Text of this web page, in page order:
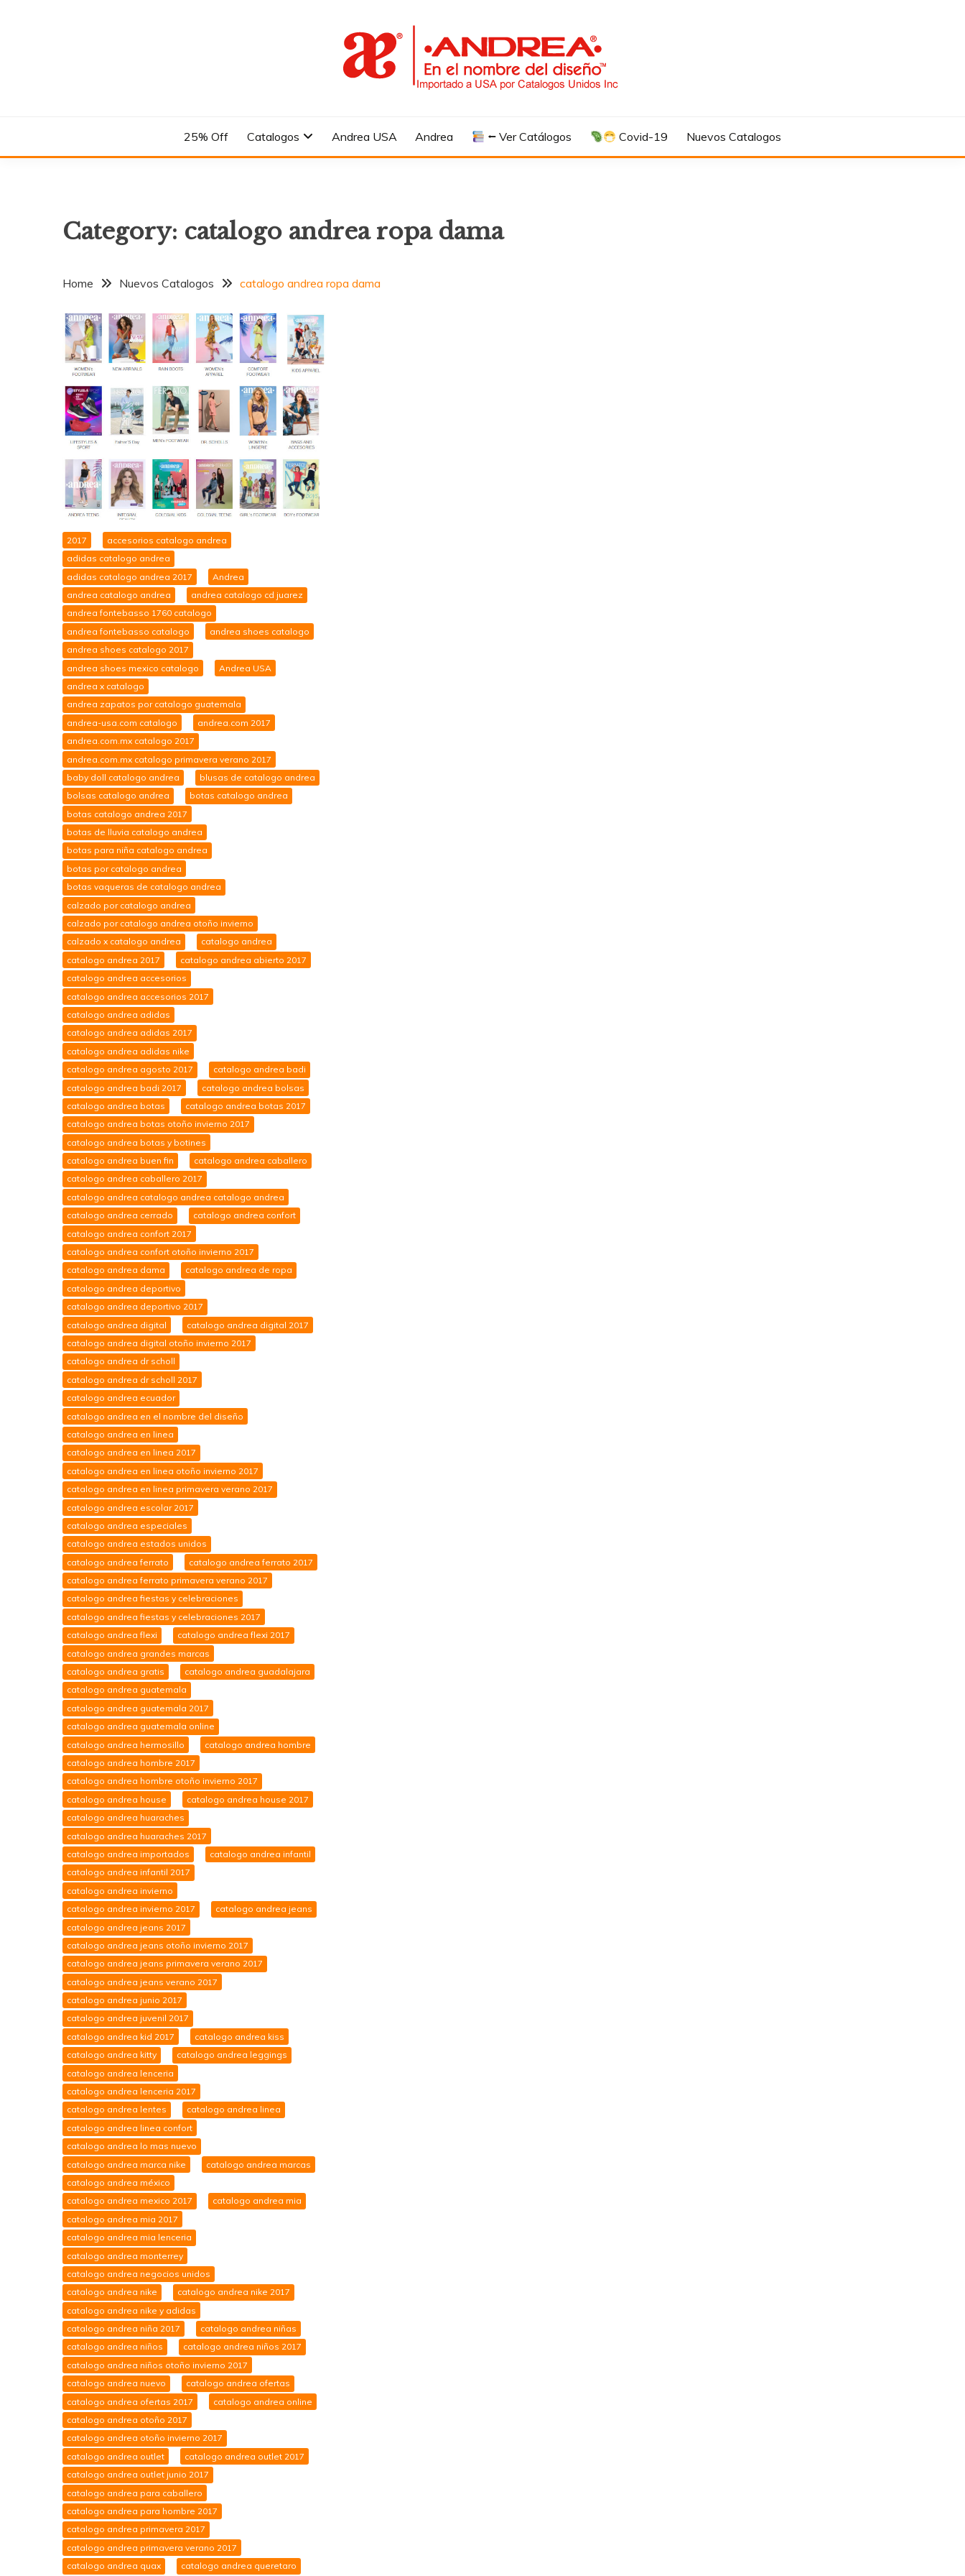
25% Off Catalogos Andrea USA Andrea ⭠ Ver Catálogos Covid-19 Nuevos Catalogos
Category: catalogo andrea ropa dama
Home Nuevos Catalogos catalogo andrea ropa dama
2017
accesorios catalogo andrea
adidas catalogo andrea
adidas catalogo andrea 2017
Andrea
andrea catalogo andrea
andrea catalogo cd juarez
andrea fontebasso 1760 catalogo
andrea fontebasso catalogo
andrea shoes catalogo
andrea shoes catalogo 2017
andrea shoes mexico catalogo
Andrea USA
andrea x catalogo
andrea zapatos por catalogo guatemala
andrea-usa.com catalogo
andrea.com 2017
andrea.com.mx catalogo 2017
andrea.com.mx catalogo primavera verano 2017
baby doll catalogo andrea
blusas de catalogo andrea
bolsas catalogo andrea
botas catalogo andrea
botas catalogo andrea 2017
botas de lluvia catalogo andrea
botas para niña catalogo andrea
botas por catalogo andrea
botas vaqueras de catalogo andrea
calzado por catalogo andrea
calzado por catalogo andrea otoño invierno
calzado x catalogo andrea
catalogo andrea
catalogo andrea 2017
catalogo andrea abierto 2017
catalogo andrea accesorios
catalogo andrea accesorios 2017
catalogo andrea adidas
catalogo andrea adidas 2017
catalogo andrea adidas nike
catalogo andrea agosto 2017
catalogo andrea badi
catalogo andrea badi 2017
catalogo andrea bolsas
catalogo andrea botas
catalogo andrea botas 2017
catalogo andrea botas otoño invierno 2017
catalogo andrea botas y botines
catalogo andrea buen fin
catalogo andrea caballero
catalogo andrea caballero 2017
catalogo andrea catalogo andrea catalogo andrea
catalogo andrea cerrado
catalogo andrea confort
catalogo andrea confort 2017
catalogo andrea confort otoño invierno 2017
catalogo andrea dama
catalogo andrea de ropa
catalogo andrea deportivo
catalogo andrea deportivo 2017
catalogo andrea digital
catalogo andrea digital 2017
catalogo andrea digital otoño invierno 2017
catalogo andrea dr scholl
catalogo andrea dr scholl 2017
catalogo andrea ecuador
catalogo andrea en el nombre del diseño
catalogo andrea en linea
catalogo andrea en linea 2017
catalogo andrea en linea otoño invierno 2017
catalogo andrea en linea primavera verano 2017
catalogo andrea escolar 2017
catalogo andrea especiales
catalogo andrea estados unidos
catalogo andrea ferrato
catalogo andrea ferrato 2017
catalogo andrea ferrato primavera verano 2017
catalogo andrea fiestas y celebraciones
catalogo andrea fiestas y celebraciones 2017
catalogo andrea flexi
catalogo andrea flexi 2017
catalogo andrea grandes marcas
catalogo andrea gratis
catalogo andrea guadalajara
catalogo andrea guatemala
catalogo andrea guatemala 2017
catalogo andrea guatemala online
catalogo andrea hermosillo
catalogo andrea hombre
catalogo andrea hombre 2017
catalogo andrea hombre otoño invierno 2017
catalogo andrea house
catalogo andrea house 2017
catalogo andrea huaraches
catalogo andrea huaraches 2017
catalogo andrea importados
catalogo andrea infantil
catalogo andrea infantil 2017
catalogo andrea invierno
catalogo andrea invierno 2017
catalogo andrea jeans
catalogo andrea jeans 2017
catalogo andrea jeans otoño invierno 2017
catalogo andrea jeans primavera verano 2017
catalogo andrea jeans verano 2017
catalogo andrea junio 2017
catalogo andrea juvenil 2017
catalogo andrea kid 2017
catalogo andrea kiss
catalogo andrea kitty
catalogo andrea leggings
catalogo andrea lenceria
catalogo andrea lenceria 2017
catalogo andrea lentes
catalogo andrea linea
catalogo andrea linea confort
catalogo andrea lo mas nuevo
catalogo andrea marca nike
catalogo andrea marcas
catalogo andrea méxico
catalogo andrea mexico 2017
catalogo andrea mia
catalogo andrea mia 2017
catalogo andrea mia lenceria
catalogo andrea monterrey
catalogo andrea negocios unidos
catalogo andrea nike
catalogo andrea nike 2017
catalogo andrea nike y adidas
catalogo andrea niña 2017
catalogo andrea niñas
catalogo andrea niños
catalogo andrea niños 2017
catalogo andrea niños otoño invierno 2017
catalogo andrea nuevo
catalogo andrea ofertas
catalogo andrea ofertas 2017
catalogo andrea online
catalogo andrea otoño 2017
catalogo andrea otoño invierno 2017
catalogo andrea outlet
catalogo andrea outlet 2017
catalogo andrea outlet junio 2017
catalogo andrea para caballero
catalogo andrea para hombre 2017
catalogo andrea primavera 2017
catalogo andrea primavera verano 2017
catalogo andrea quax
catalogo andrea queretaro